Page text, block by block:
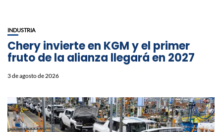
INDUSTRIA
Chery invierte en KGM y el primer
fruto de la alianza llegará en 2027
3 de agosto de 2026